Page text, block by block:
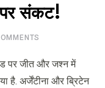
पर संकट!
पर जीत और जश्न में
है. अर्जेंटीना और ब्रिटेन